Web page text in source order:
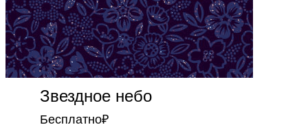
Звездное небо
Бесплатно₽